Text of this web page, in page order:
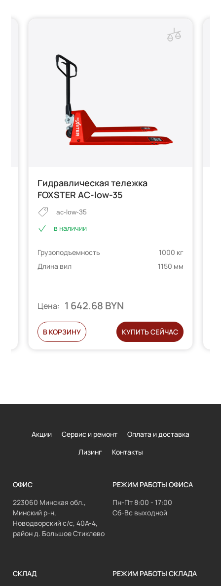
Гидравлическая тележка
FOXSTER AC-low-35
ac-low-35
в наличии
Грузоподъемность
1000 кг
Длина вил
1150 мм
Цена: 1 642.68 BYN
В КОРЗИНУ КУПИТЬ СЕЙЧАС
Акции Сервис и ремонт
Оплата и доставка
Лизинг
Контакты
ОФИС
223060 Минская обл.,
Минский р-н,
Новодворский с/с, 40А-4,
район д. Большое Стиклево
РЕЖИМ РАБОТЫ ОФИСА
Пн-Пт 8:00 - 17:00
Сб-Вс выходной
СКЛАД
РЕЖИМ РАБОТЫ СКЛАДА